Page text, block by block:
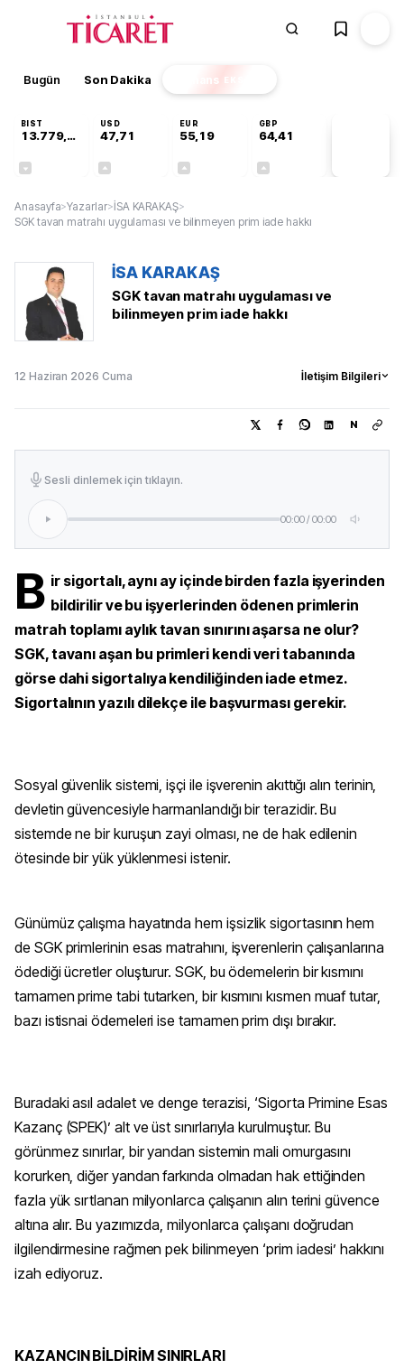
Bugün Son Dakika Finans EKSTRA
BIST
13.779,39
USD
47,71
EUR
55,19
GBP
64,41
Anasayfa>Yazarlar>İSA KARAKAŞ>
SGK tavan matrahı uygulaması ve bilinmeyen prim iade hakkı
İSA KARAKAŞ
SGK tavan matrahı uygulaması ve
bilinmeyen prim iade hakkı
12 Haziran 2026 Cuma İletişim Bilgileri
N
Sesli dinlemek için tıklayın.
00:00/00:00
B ir sigortalı, aynı ay içinde birden fazla işyerinden
bildirilir ve bu işyerlerinden ödenen primlerin
matrah toplamı aylık tavan sınırını aşarsa ne olur?
SGK, tavanı aşan bu primleri kendi veri tabanında
görse dahi sigortalıya kendiliğinden iade etmez.
Sigortalının yazılı dilekçe ile başvurması gerekir.
Sosyal güvenlik sistemi, işçi ile işverenin akıttığı alın terinin,
devletin güvencesiyle harmanlandığı bir terazidir. Bu
sistemde ne bir kuruşun zayi olması, ne de hak edilenin
ötesinde bir yük yüklenmesi istenir.
Günümüz çalışma hayatında hem işsizlik sigortasının hem
de SGK primlerinin esas matrahını, işverenlerin çalışanlarına
ödediği ücretler oluşturur. SGK, bu ödemelerin bir kısmını
tamamen prime tabi tutarken, bir kısmını kısmen muaf tutar,
bazı istisnai ödemeleri ise tamamen prim dışı bırakır.
Buradaki asıl adalet ve denge terazisi, ‘Sigorta Primine Esas
Kazanç (SPEK)’ alt ve üst sınırlarıyla kurulmuştur. Bu
görünmez sınırlar, bir yandan sistemin mali omurgasını
korurken, diğer yandan farkında olmadan hak ettiğinden
fazla yük sırtlanan milyonlarca çalışanın alın terini güvence
altına alır. Bu yazımızda, milyonlarca çalışanı doğrudan
ilgilendirmesine rağmen pek bilinmeyen ‘prim iadesi’ hakkını
izah ediyoruz.
KAZANCIN BİLDİRİM SINIRLARI